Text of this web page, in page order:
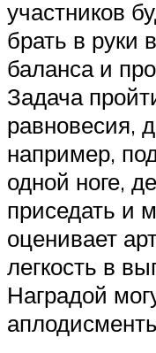
участников
брать в руки
баланса и
Задача
равновесия,
например,
одной ноге,
приседать и
оценивает
легкость в
Наградой